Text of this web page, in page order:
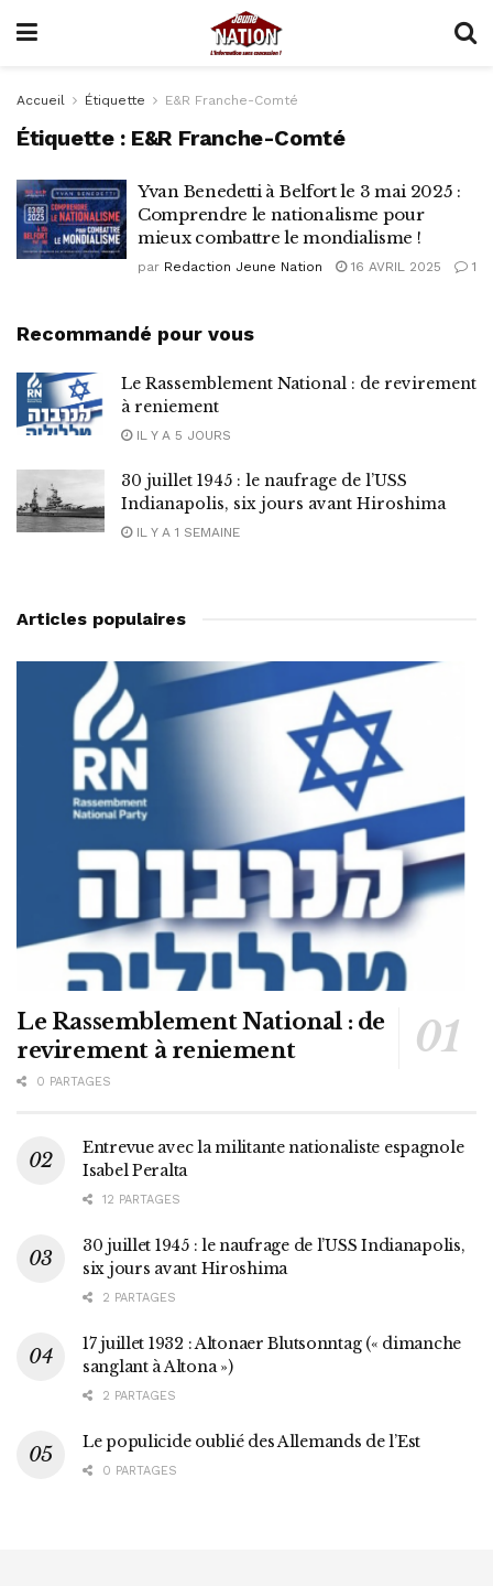
Accueil Étiquette E&R Franche-Comté
Étiquette : E&R Franche-Comté
Yvan Benedetti à Belfort le 3 mai 2025 :
Comprendre le nationalisme pour
mieux combattre le mondialisme !
par Redaction Jeune Nation 16 AVRIL 2025 1
Recommandé pour vous
Le Rassemblement National : de revirement
à reniement
IL Y A 5 JOURS
30 juillet 1945 : le naufrage de l’USS
Indianapolis, six jours avant Hiroshima
IL Y A 1 SEMAINE
Articles populaires
Le Rassemblement National : de
revirement à reniement
0 PARTAGES
Entrevue avec la militante nationaliste espagnole
Isabel Peralta
12 PARTAGES
30 juillet 1945 : le naufrage de l’USS Indianapolis,
six jours avant Hiroshima
2 PARTAGES
17 juillet 1932 : Altonaer Blutsonntag (« dimanche
sanglant à Altona »)
2 PARTAGES
Le populicide oublié des Allemands de l’Est
0 PARTAGES